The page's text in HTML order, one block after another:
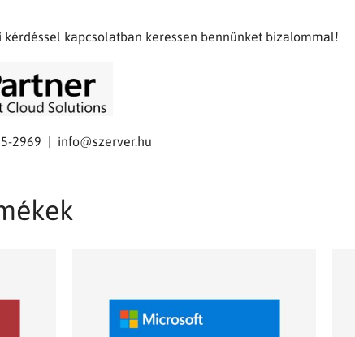
kapcsolatban keressen bennünket bizalommal!
2969 | info@szerver.hu